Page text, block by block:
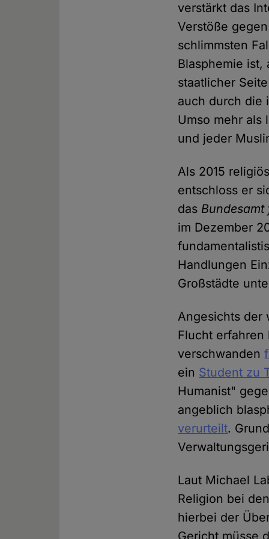
verstärkt das
Verstöße
schlimmsten
Blasphemie
staatlicher
auch durch die
Umso mehr als
und jeder
Als 2015
entschloss er
das
im Dezember
Handlungen
Großstädte
Angesichts der
Flucht erfahren
verschwanden
ein Student zu
Humanist"
angeblich
verurteilt.
Laut Michael
Religion bei
hierbei der